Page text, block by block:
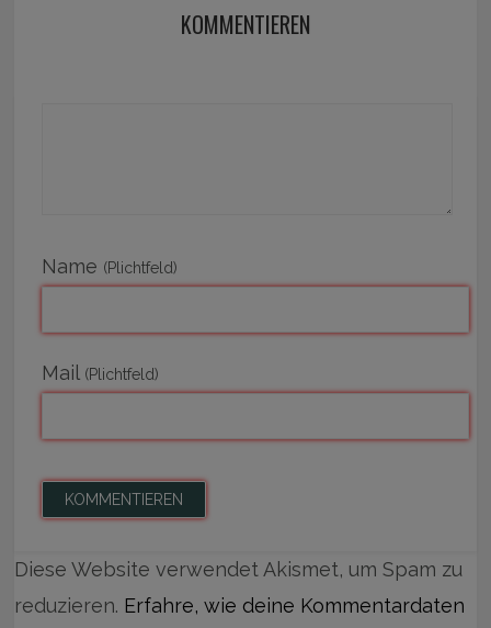
KOMMENTIEREN
Name (Plichtfeld)
Mail (Plichtfeld)
Diese Website verwendet Akismet, um Spam zu
reduzieren. Erfahre, wie deine Kommentardaten